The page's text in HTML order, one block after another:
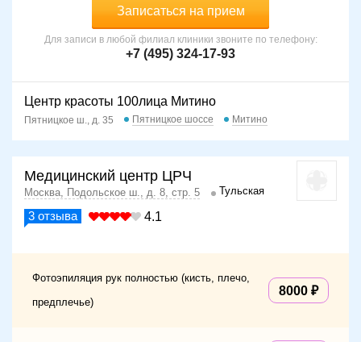
Записаться на прием
Для записи в любой филиал клиники звоните по телефону:
+7 (495) 324-17-93
Центр красоты 100лица Митино
Пятницкое ш., д. 35 Пятницкое шоссе Митино
Медицинский центр ЦРЧ
Москва, Подольское ш., д. 8, стр. 5 Тульская
3 отзыва 4.1
Фотоэпиляция рук полностью (кисть, плечо,
предплечье)
8000